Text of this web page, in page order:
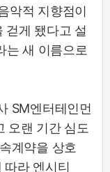
악적 지향점이
걷게 됐다고 설
는 새 이름으로
SM엔터테인먼
오랜 기간 심도
계약을 상호
따라 엔시티